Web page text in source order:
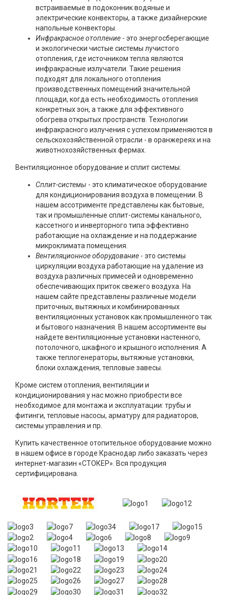
встраиваемые в подоконник водяные и
электрические конвекторы, а также дизайнерские
напольные конвекторы.
Инфракрасное отопление - это энергосберегающие
и экологически чистые системы лучистого
отопления, где источником тепла являются
инфракрасные излучатели. Такие решения
подходят для локального отопления
производственных помещений значительной
площади, когда есть необходимость отопления
конкретных зон, а также для эффективного
обогрева открытых пространств. Технологии
инфракрасного излучения с успехом применяются в
сельскохозяйственной отрасли - в оранжереях и на
животнохозяйственных фермах.
Вентиляционное оборудование и сплит системы:
Сплит-системы - это климатическое оборудование
для кондиционирования воздуха в помещении. В
нашем ассотрименте представлены как бытовые,
так и промышленные сплит-системы канального,
кассетного и инверторного типа эффективно
работающие на охлаждение и на поддержание
микроклимата помещения.
Вентиляционное оборудование - это системы
циркуляции воздуха работающие на удаление из
воздуха различных примесей и одновременно
обеспечивающих приток свежего воздуха. На
нашем сайте представлены различные модели
приточных, вытяжных и комбинированных
вентиляционных установок как промышленного так
и бытового назначения. В нашем ассортименте вы
найдете вентиляционные установки настенного,
потолочного, шкафного и крышного исполнения. А
также теплогенераторы, вытяжные установки,
блоки охлаждения, тепловые завесы.
Кроме систем отопления, вентиляции и
кондиционирования у нас можно приобрести все
необходимое для монтажа и эксплуатации: трубы и
фитинги, тепловые насосы, арматуру для радиаторов,
системы управления и пр.
Купить качественное отопительное оборудование можно
в нашем офисе в городе Краснодар либо заказать через
интернет-магазин «СТОКЕР». Вся продукция
сертифицирована.